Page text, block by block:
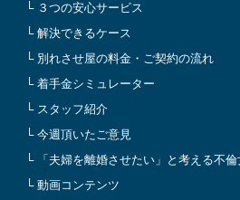
└ ３つの安心サービス
└ 解決できるケース
└ 別れさせ屋の料金・ご契約の流れ
└ 着手金シミュレーター
└ スタッフ紹介
└ 今週頂いたご意見
└ 「夫婦を離婚させたい」と考える不
└ 動画コンテンツ